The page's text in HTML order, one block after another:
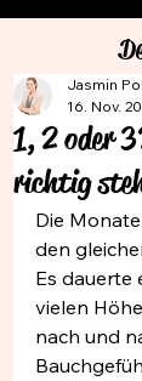
1, 2 oder
richtig
Jasmin
16. Nov.
Die
den
Es dauerte
vielen
nach und